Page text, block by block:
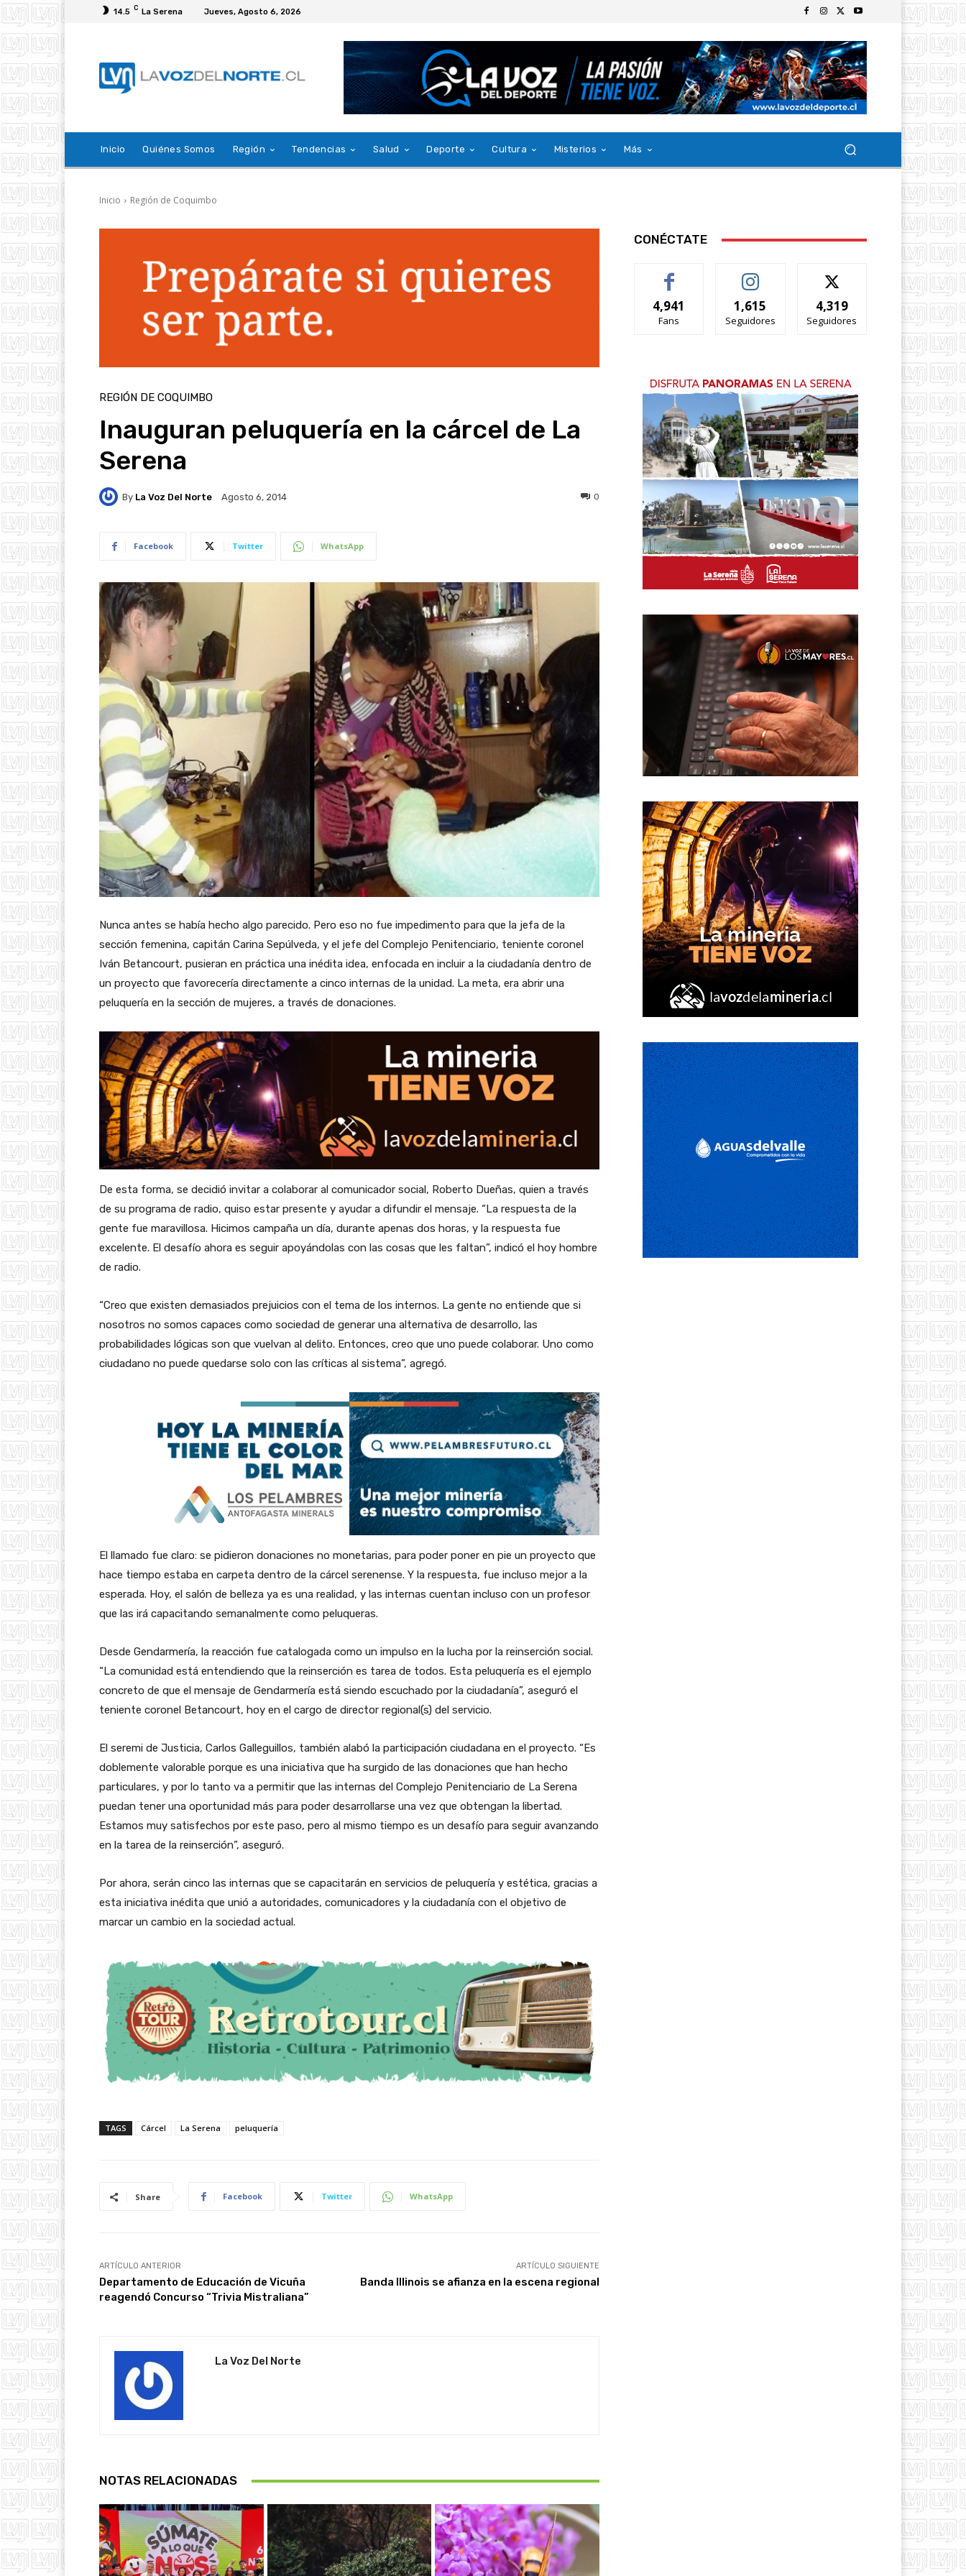
14.5 C La Serena Jueves, Agosto 6, 2026
Inicio Quiénes Somos Región Tendencias Salud Deporte Cultura Misterios Más
Inicio Región de Coquimbo
REGIÓN DE COQUIMBO
Inauguran peluquería en la cárcel de La
Serena
By La Voz Del Norte Agosto 6, 2014 0
Facebook Twitter WhatsApp
Nunca antes se había hecho algo parecido. Pero eso no fue impedimento para que la jefa de la
sección femenina, capitán Carina Sepúlveda, y el jefe del Complejo Penitenciario, teniente coronel
Iván Betancourt, pusieran en práctica una inédita idea, enfocada en incluir a la ciudadanía dentro de
un proyecto que favorecería directamente a cinco internas de la unidad. La meta, era abrir una
peluquería en la sección de mujeres, a través de donaciones.
De esta forma, se decidió invitar a colaborar al comunicador social, Roberto Dueñas, quien a través
de su programa de radio, quiso estar presente y ayudar a difundir el mensaje. “La respuesta de la
gente fue maravillosa. Hicimos campaña un día, durante apenas dos horas, y la respuesta fue
excelente. El desafío ahora es seguir apoyándolas con las cosas que les faltan”, indicó el hoy hombre
de radio.
“Creo que existen demasiados prejuicios con el tema de los internos. La gente no entiende que si
nosotros no somos capaces como sociedad de generar una alternativa de desarrollo, las
probabilidades lógicas son que vuelvan al delito. Entonces, creo que uno puede colaborar. Uno como
ciudadano no puede quedarse solo con las críticas al sistema”, agregó.
El llamado fue claro: se pidieron donaciones no monetarias, para poder poner en pie un proyecto que
hace tiempo estaba en carpeta dentro de la cárcel serenense. Y la respuesta, fue incluso mejor a la
esperada. Hoy, el salón de belleza ya es una realidad, y las internas cuentan incluso con un profesor
que las irá capacitando semanalmente como peluqueras.
Desde Gendarmería, la reacción fue catalogada como un impulso en la lucha por la reinserción social.
“La comunidad está entendiendo que la reinserción es tarea de todos. Esta peluquería es el ejemplo
concreto de que el mensaje de Gendarmería está siendo escuchado por la ciudadanía”, aseguró el
teniente coronel Betancourt, hoy en el cargo de director regional(s) del servicio.
El seremi de Justicia, Carlos Galleguillos, también alabó la participación ciudadana en el proyecto. “Es
doblemente valorable porque es una iniciativa que ha surgido de las donaciones que han hecho
particulares, y por lo tanto va a permitir que las internas del Complejo Penitenciario de La Serena
puedan tener una oportunidad más para poder desarrollarse una vez que obtengan la libertad.
Estamos muy satisfechos por este paso, pero al mismo tiempo es un desafío para seguir avanzando
en la tarea de la reinserción”, aseguró.
Por ahora, serán cinco las internas que se capacitarán en servicios de peluquería y estética, gracias a
esta iniciativa inédita que unió a autoridades, comunicadores y la ciudadanía con el objetivo de
marcar un cambio en la sociedad actual.
TAGS Cárcel La Serena peluquería
Share Facebook Twitter WhatsApp
ARTÍCULO ANTERIOR
Departamento de Educación de Vicuña
reagendó Concurso “Trivia Mistraliana”
ARTÍCULO SIGUIENTE
Banda Illinois se afianza en la escena regional
La Voz Del Norte
NOTAS RELACIONADAS
CONÉCTATE
4,941
Fans
1,615
Seguidores
4,319
Seguidores